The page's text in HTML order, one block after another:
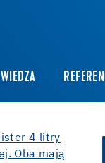
WIEDZA